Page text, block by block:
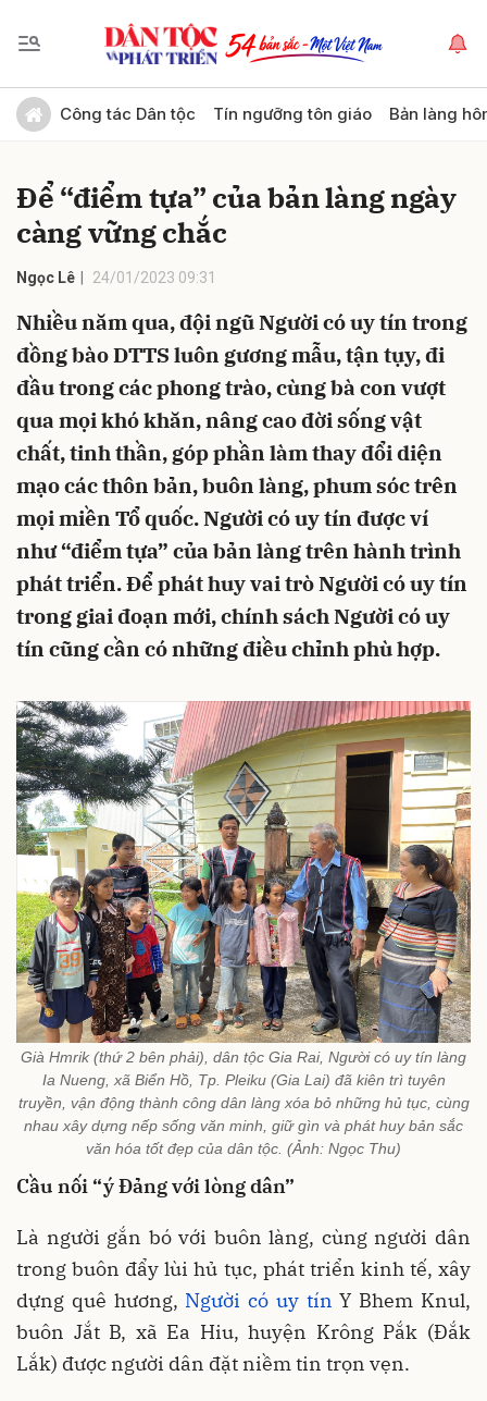
Công tác Dân tộc Tín ngưỡng tôn giáo Bản làng
Để “điểm tựa” của bản làng ngày
càng vững chắc
Ngọc Lê 24/01/2023 09:31
Nhiều năm qua, đội ngũ Người có uy tín trong
đồng bào DTTS luôn gương mẫu, tận tụy, đi
đầu trong các phong trào, cùng bà con vượt
qua mọi khó khăn, nâng cao đời sống vật
chất, tinh thần, góp phần làm thay đổi diện
mạo các thôn bản, buôn làng, phum sóc trên
mọi miền Tổ quốc. Người có uy tín được ví
như “điểm tựa” của bản làng trên hành trình
phát triển. Để phát huy vai trò Người có uy tín
trong giai đoạn mới, chính sách Người có uy
tín cũng cần có những điều chỉnh phù hợp.
Già Hmrik (thứ 2 bên phải), dân tộc Gia Rai, Người có uy tín làng
Ia Nueng, xã Biển Hồ, Tp. Pleiku (Gia Lai) đã kiên trì tuyên
truyền, vận động thành công dân làng xóa bỏ những hủ tục, cùng
nhau xây dựng nếp sống văn minh, giữ gìn và phát huy bản sắc
văn hóa tốt đẹp của dân tộc. (Ảnh: Ngọc Thu)
Cầu nối “ý Đảng với lòng dân”
Là người gắn bó với buôn làng, cùng người dân
trong buôn đẩy lùi hủ tục, phát triển kinh tế, xây
dựng quê hương, Người có uy tín Y Bhem Knul,
buôn Jắt B, xã Ea Hiu, huyện Krông Pắk (Đắk
Lắk) được người dân đặt niềm tin trọn vẹn.
Gửi bình luận
Hủy Gửi